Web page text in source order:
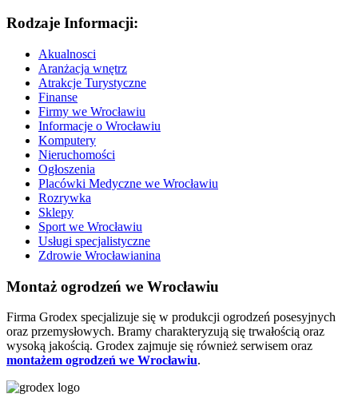
Rodzaje Informacji:
Akualnosci
Aranżacja wnętrz
Atrakcje Turystyczne
Finanse
Firmy we Wrocławiu
Informacje o Wrocławiu
Komputery
Nieruchomości
Ogłoszenia
Placówki Medyczne we Wrocławiu
Rozrywka
Sklepy
Sport we Wrocławiu
Usługi specjalistyczne
Zdrowie Wrocławianina
Montaż ogrodzeń we Wrocławiu
Firma Grodex specjalizuje się w produkcji ogrodzeń posesyjnych
oraz przemysłowych. Bramy charakteryzują się trwałością oraz
wysoką jakością. Grodex zajmuje się również serwisem oraz
montażem ogrodzeń we Wrocławiu.